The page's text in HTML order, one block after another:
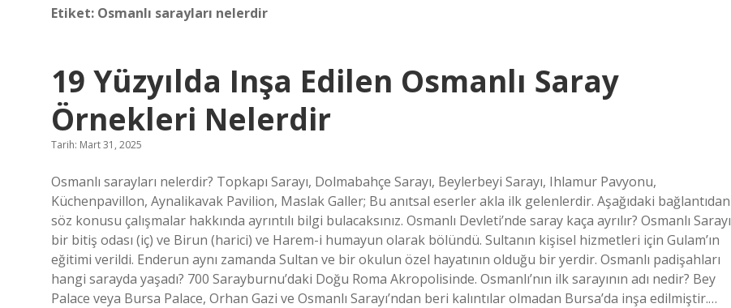
Etiket: Osmanlı sarayları nelerdir
19 Yüzyılda Inşa Edilen Osmanlı Saray
Örnekleri Nelerdir
Tarih: Mart 31, 2025
Osmanlı sarayları nelerdir? Topkapı Sarayı, Dolmabahçe Sarayı, Beylerbeyi Sarayı, Ihlamur Pavyonu,
Küchenpavillon, Aynalikavak Pavilion, Maslak Galler; Bu anıtsal eserler akla ilk gelenlerdir. Aşağıdaki bağlantıdan
söz konusu çalışmalar hakkında ayrıntılı bilgi bulacaksınız. Osmanlı Devleti’nde saray kaça ayrılır? Osmanlı Sarayı
bir bitiş odası (iç) ve Birun (harici) ve Harem-i humayun olarak bölündü. Sultanın kişisel hizmetleri için Gulam’ın
eğitimi verildi. Enderun aynı zamanda Sultan ve bir okulun özel hayatının olduğu bir yerdir. Osmanlı padişahları
hangi sarayda yaşadı? 700 Sarayburnu’daki Doğu Roma Akropolisinde. Osmanlı’nın ilk sarayının adı nedir? Bey
Palace veya Bursa Palace, Orhan Gazi ve Osmanlı Sarayı’ndan beri kalıntılar olmadan Bursa’da inşa edilmiştir.…